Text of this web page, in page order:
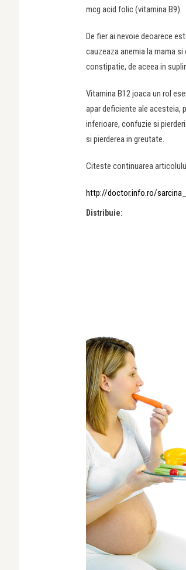
mcg acid folic (vitamina B9).
De fier ai nevoie deoarece
cauzeaza anemia la mama
constipatie, de aceea in
Vitamina B12 joaca un rol
apar deficiente ale acesteia,
inferioare, confuzie si
si pierderea in greutate.
Citeste continuarea
http://doctor.info.ro/
Distribuie: